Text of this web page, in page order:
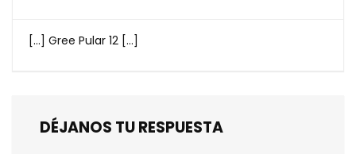
[…] Gree Pular 12 […]
DÉJANOS TU RESPUESTA